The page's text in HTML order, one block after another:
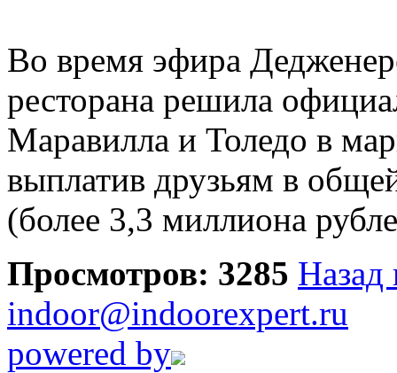
Во время эфира
ресторана решила
Маравилла и Толедо в
выплатив друзьям в
(более 3,3 миллиона
Просмотров: 3285 Назад
indoor@indoorexpert.ru
powered by